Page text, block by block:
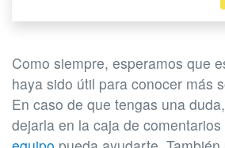
Como siempre, esperamos que
haya sido útil para conocer más
En caso de que tengas una
dejarla en la caja de